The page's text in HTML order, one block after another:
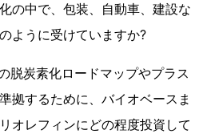
の中で、包装、自動車、建設な
ように受けていますか?
脱炭素化ロードマップやプラス
拠するために、バイオベースま
オレフィンにどの程度投資して